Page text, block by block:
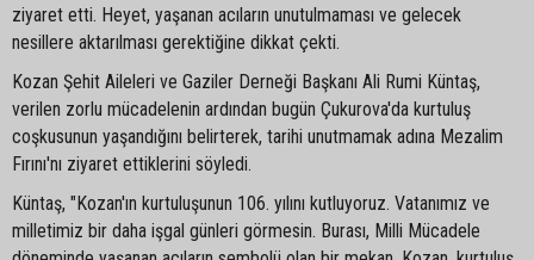
ziyaret etti. Heyet, yaşanan acıların unutulmaması ve gelecek
nesillere aktarılması gerektiğine dikkat çekti.
Kozan Şehit Aileleri ve Gaziler Derneği Başkanı Ali Rumi Küntaş,
verilen zorlu mücadelenin ardından bugün Çukurova'da kurtuluş
coşkusunun yaşandığını belirterek, tarihi unutmamak adına Mezalim
Fırını'nı ziyaret ettiklerini söyledi.
Küntaş, "Kozan'ın kurtuluşunun 106. yılını kutluyoruz. Vatanımız ve
milletimiz bir daha işgal günleri görmesin. Burası, Milli Mücadele